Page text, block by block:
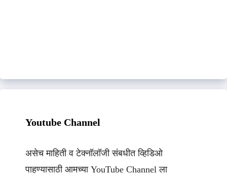
Youtube Channel
असेच माहिती व टेक्नॉलॉजी संबधीत व्हिडिओ
पाहण्यासाठी आमच्या YouTube Channel ला